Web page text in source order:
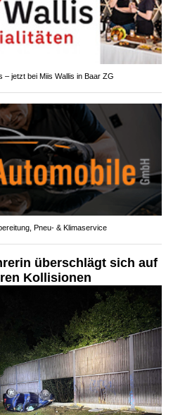
jetzt bei Miis Wallis in Baar ZG
Pneu- & Klimaservice
überschlägt sich auf
Kollisionen